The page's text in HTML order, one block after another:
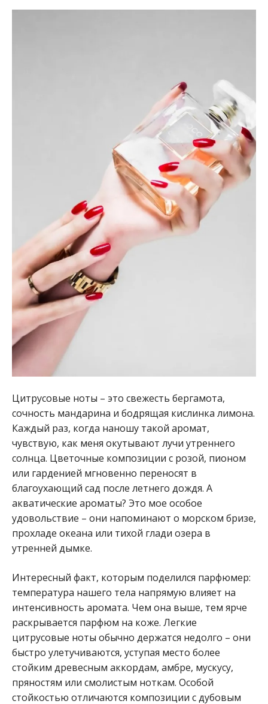
Цитрусовые ноты – это свежесть бергамота,
сочность мандарина и бодрящая кислинка лимона.
Каждый раз, когда наношу такой аромат,
чувствую, как меня окутывают лучи утреннего
солнца. Цветочные композиции с розой, пионом
или гарденией мгновенно переносят в
благоухающий сад после летнего дождя. А
акватические ароматы? Это мое особое
удовольствие – они напоминают о морском бризе,
прохладе океана или тихой глади озера в
утренней дымке.
Интересный факт, которым поделился парфюмер:
температура нашего тела напрямую влияет на
интенсивность аромата. Чем она выше, тем ярче
раскрывается парфюм на коже. Легкие
цитрусовые ноты обычно держатся недолго – они
быстро улетучиваются, уступая место более
стойким древесным аккордам, амбре, мускусу,
пряностям или смолистым ноткам. Особой
стойкостью отличаются композиции с дубовым